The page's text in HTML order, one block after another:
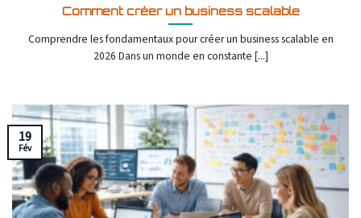
Comment créer un business scalable
Comprendre les fondamentaux pour créer un business scalable en
2026 Dans un monde en constante [...]
19
Fév